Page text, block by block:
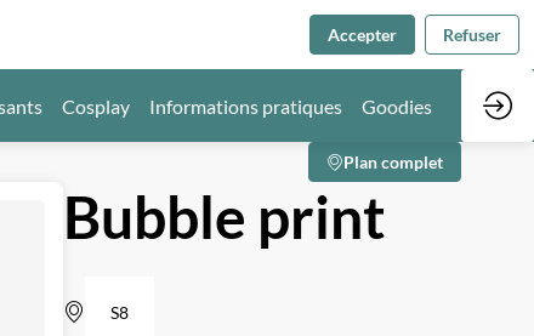
Cosplay Informations pratiques Goodies
Plan complet
Bubble print
S8
Accepter Refuser